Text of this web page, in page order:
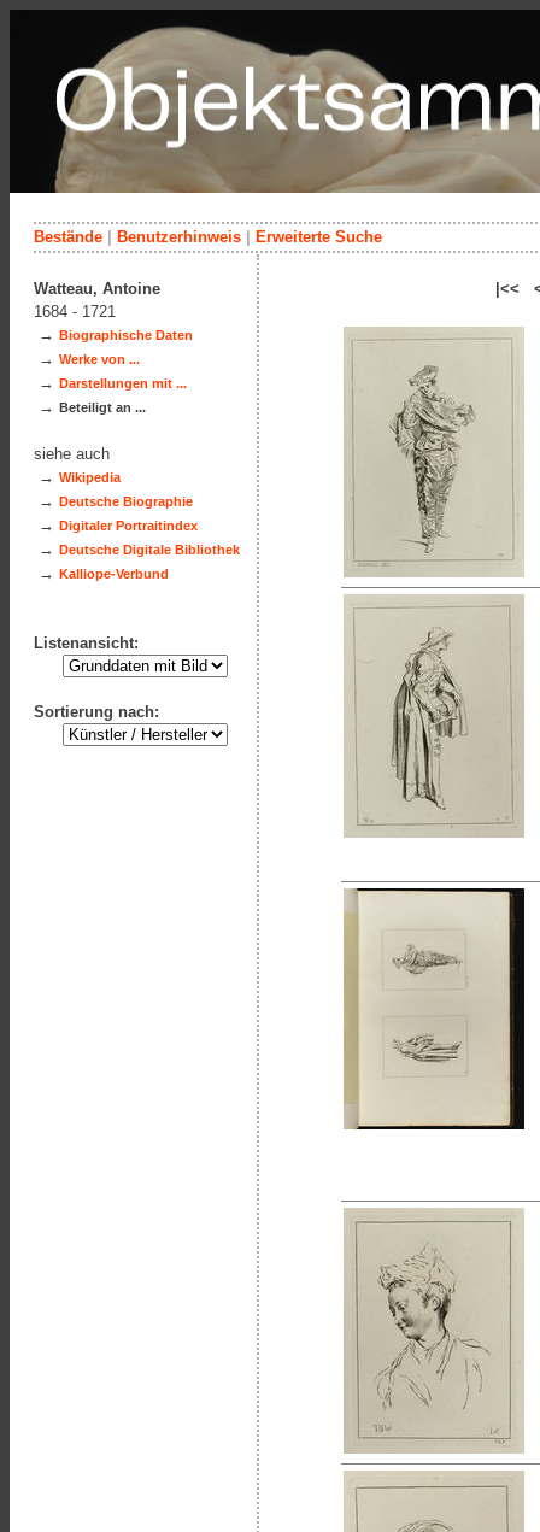
Bestände Benutzerhinweis Erweiterte Suche
|<<
Watteau, Antoine
1684 - 1721
→ Biographische Daten
→ Werke von ...
→ Darstellungen mit ...
→ Beteiligt an ...
siehe auch
→ Wikipedia
→ Deutsche Biographie
→ Digitaler Portraitindex
→ Deutsche Digitale Bibliothek
→ Kalliope-Verbund
Listenansicht:
Sortierung nach: